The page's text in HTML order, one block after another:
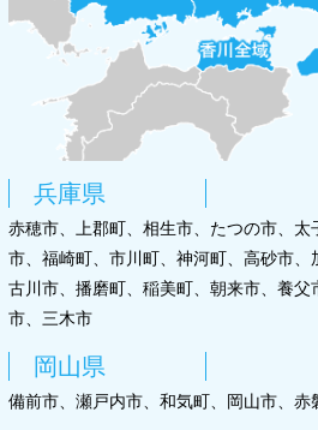
兵庫県
赤穂市、上郡町、相生市、たつの市、
市、福崎町、市川町、神河町、高砂市
古川市、播磨町、稲美町、朝来市、養
市、三木市
岡山県
備前市、瀬戸内市、和気町、岡山市、赤